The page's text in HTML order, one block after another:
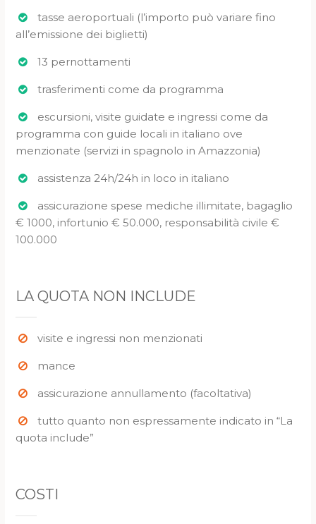
tasse aeroportuali (l’importo può variare fino
all’emissione dei biglietti)
13 pernottamenti
trasferimenti come da programma
escursioni, visite guidate e ingressi come da
programma con guide locali in italiano ove
menzionate (servizi in spagnolo in Amazzonia)
assistenza 24h/24h in loco in italiano
assicurazione spese mediche illimitate, bagaglio
€ 1000, infortunio € 50.000, responsabilità civile €
100.000
LA QUOTA NON INCLUDE
visite e ingressi non menzionati
mance
assicurazione annullamento (facoltativa)
tutto quanto non espressamente indicato in “La
quota include”
COSTI